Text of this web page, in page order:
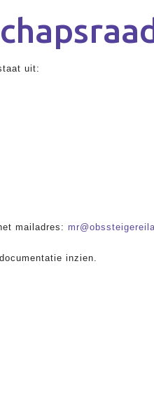
uit:
mailadres:
inzien.